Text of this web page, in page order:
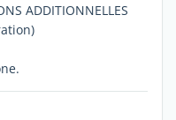
ADDITIONNELLES